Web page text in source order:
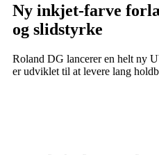
Ny inkjet-farve
og slidstyrke
Roland DG lancerer en helt ny
er udviklet til at levere lang